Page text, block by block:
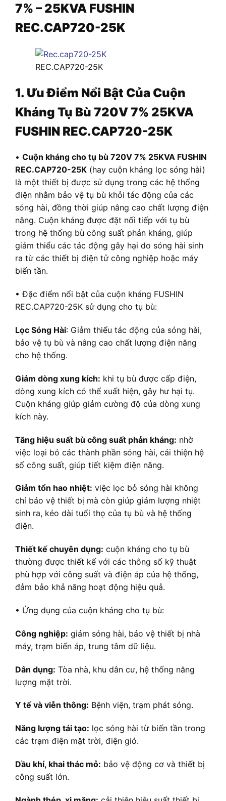
7% – 25KVA FUSHIN
REC.CAP720-25K
REC.CAP720-25K
1. Ưu Điểm Nổi Bật Của Cuộn
Kháng Tụ Bù 720V 7% 25KVA
FUSHIN REC.CAP720-25K
• Cuộn kháng cho tụ bù 720V 7% 25KVA FUSHIN
REC.CAP720-25K (hay cuộn kháng lọc sóng hài)
là một thiết bị được sử dụng trong các hệ thống
điện nhằm bảo vệ tụ bù khỏi tác động của các
sóng hài, đồng thời giúp nâng cao chất lượng điện
năng. Cuộn kháng được đặt nối tiếp với tụ bù
trong hệ thống bù công suất phản kháng, giúp
giảm thiểu các tác động gây hại do sóng hài sinh
ra từ các thiết bị điện tử công nghiệp hoặc máy
biến tần.
• Đặc điểm nổi bật của cuộn kháng FUSHIN
REC.CAP720-25K sử dụng cho tụ bù:
Lọc Sóng Hài: Giảm thiểu tác động của sóng hài,
bảo vệ tụ bù và nâng cao chất lượng điện năng
cho hệ thống.
Giảm dòng xung kích: khi tụ bù được cấp điện,
dòng xung kích có thể xuất hiện, gây hư hại tụ.
Cuộn kháng giúp giảm cường độ của dòng xung
kích này.
Tăng hiệu suất bù công suất phản kháng: nhờ
việc loại bỏ các thành phần sóng hài, cải thiện hệ
số công suất, giúp tiết kiệm điện năng.
Giảm tổn hao nhiệt: việc lọc bỏ sóng hài không
chỉ bảo vệ thiết bị mà còn giúp giảm lượng nhiệt
sinh ra, kéo dài tuổi thọ của tụ bù và hệ thống
điện.
Thiết kế chuyên dụng: cuộn kháng cho tụ bù
thường được thiết kế với các thông số kỹ thuật
phù hợp với công suất và điện áp của hệ thống,
đảm bảo khả năng hoạt động hiệu quả.
• Ứng dụng của cuộn kháng cho tụ bù:
Công nghiệp: giảm sóng hài, bảo vệ thiết bị nhà
máy, trạm biến áp, trung tâm dữ liệu.
Dân dụng: Tòa nhà, khu dân cư, hệ thống năng
lượng mặt trời.
Y tế và viễn thông: Bệnh viện, trạm phát sóng.
Năng lượng tái tạo: lọc sóng hài từ biến tần trong
các trạm điện mặt trời, điện gió.
Dầu khí, khai thác mỏ: bảo vệ động cơ và thiết bị
công suất lớn.